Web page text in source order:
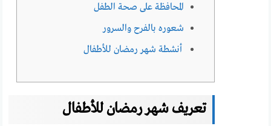
المحافظة على صحة الطفل
شعوره بالفرح والسرور
أنشطة شهر رمضان للأطفال
تعريف شهر رمضان للأطفال